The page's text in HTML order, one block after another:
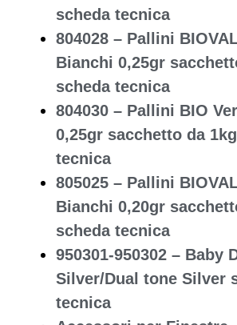
scheda tecnica
804028 – Pallini
Bianchi 0,25gr
scheda tecnica
804030 – Pallini BIO
0,25gr sacchetto da
tecnica
805025 – Pallini
Bianchi 0,20gr
scheda tecnica
950301-950302 – Baby
Silver/Dual tone Silver
tecnica